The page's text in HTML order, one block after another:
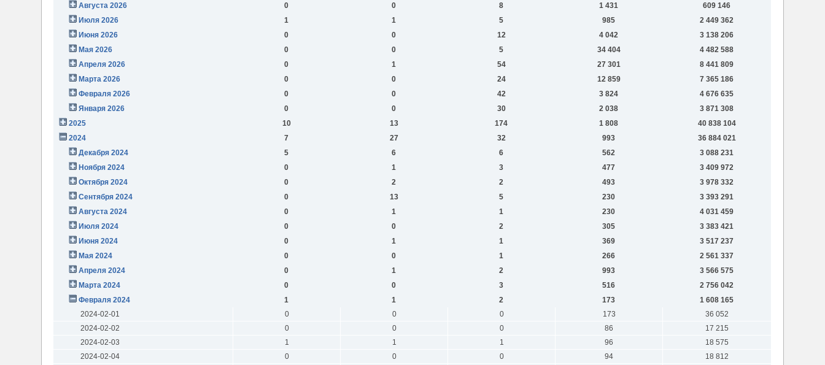
Августа 2026
0 0 8 1 431
609 146
Июля 2026
1 1 5 985
2 449 362
Июня 2026
0 0 12 4 042
3 138 206
Мая 2026
0 0 5 34 404
4 482 588
Апреля 2026
0 1 54 27 301
8 441 809
Марта 2026
0 0 24 12 859
7 365 186
Февраля 2026
0 0 42 3 824
4 676 635
Января 2026
0 0 30 2 038
3 871 308
2025
10 13 174 1 808
40 838 104
2024
7 27 32 993
36 884 021
Декабря 2024
5 6 6 562
3 088 231
Ноября 2024
0 1 3 477
3 409 972
Октября 2024
0 2 2 493
3 978 332
Сентября 2024
0 13 5 230
3 393 291
Августа 2024
0 1 1 230
4 031 459
Июля 2024
0 0 2 305
3 383 421
Июня 2024
0 1 1 369
3 517 237
Мая 2024
0 0 1 266
2 561 337
Апреля 2024
0 1 2 993
3 566 575
Марта 2024
0 0 3 516
2 756 042
Февраля 2024
1 1 2 173
1 608 165
2024-02-01
0 0 0 173
36 052
2024-02-02
0 0 0 86
17 215
2024-02-03
1 1 1 96
18 575
2024-02-04
0 0 0 94
18 812